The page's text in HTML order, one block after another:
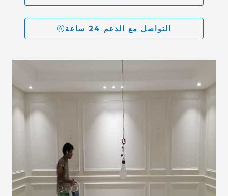
التواصل مع الدعم 24 ساعة